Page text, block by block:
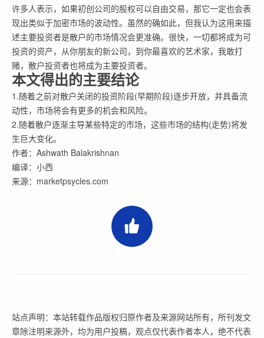
许多人表示，如果初创公司的股权可以自由交易，那它一定也会表
现出类似于加密市场的波动性。虽然的确如此，但我认为这用来描
述主要投资者是散户的市场情况会更准确。很快，一切都将成为可
投资的资产，从你朋友的新公司，到你最喜欢的艺术家，我敢打
赌，散户投资者也将成为主要投资者。
本文得出的主要结论
1.随着之前对散户关闭的投资阶段(早期阶段)逐步开放，并具备流
动性，市场将会有更多的机会和风险。
2.随着散户逐渐主导某些特定的市场，这些市场的结构(走势)将发
生巨大变化。
作者：Ashwath Balakrishnan
编译：小西
来源：marketpsycles.com
站点声明：本站转载作品版权归原作者及来源网站所有，所刊发文
章除注明来源外，均为用户投稿，观点仅代表作者本人，绝不代表